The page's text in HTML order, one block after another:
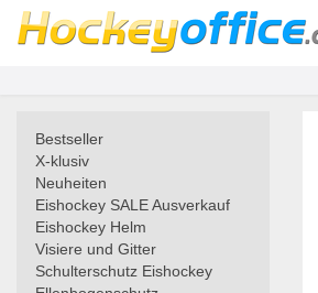
Bestseller
X-klusiv
Neuheiten
Eishockey SALE Ausverkauf
Eishockey Helm
Visiere und Gitter
Schulterschutz Eishockey